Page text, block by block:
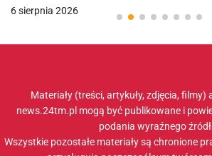
6 sierpnia 2026
Materiały (treści, artykuły, zdjęcia,
news.24tm.pl mogą być publikowane i
podania wyraźnego
Wszystkie pozostałe materiały są chronione